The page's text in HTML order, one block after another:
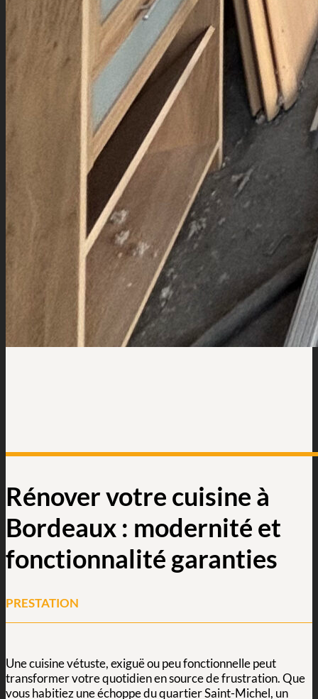
Rénover votre cuisine à
Bordeaux : modernité et
fonctionnalité garanties
PRESTATION
Une cuisine vétuste, exiguë ou peu fonctionnelle peut
transformer votre quotidien en source de frustration. Que
vous habitiez une échoppe du quartier Saint-Michel, un